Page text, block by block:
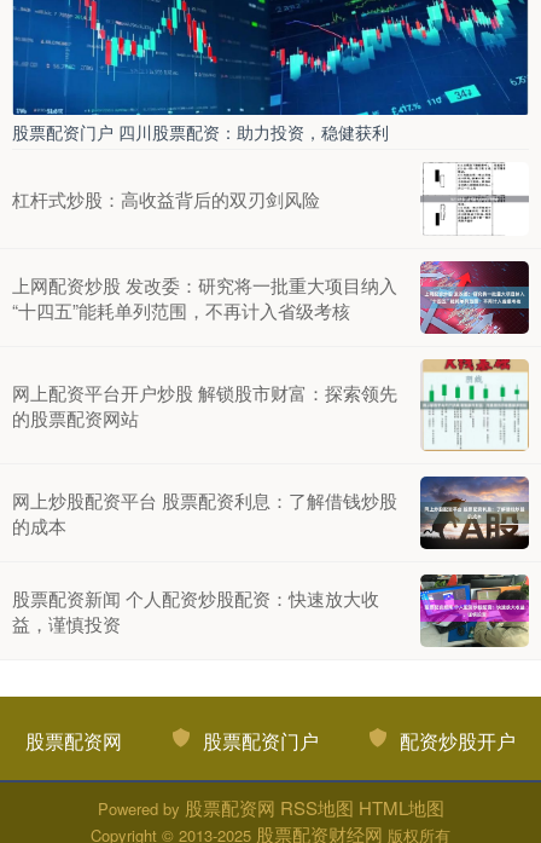
股票配资门户 四川股票配资：助力投资，稳健获利
杠杆式炒股：高收益背后的双刃剑风险
上网配资炒股 发改委：研究将一批重大项目纳入
“十四五”能耗单列范围，不再计入省级考核
网上配资平台开户炒股 解锁股市财富：探索领先
的股票配资网站
网上炒股配资平台 股票配资利息：了解借钱炒股
的成本
股票配资新闻 个人配资炒股配资：快速放大收
益，谨慎投资
股票配资网 股票配资门户 配资炒股开户
Powered by 股票配资网 RSS地图 HTML地图
Copyright © 2013-2025 股票配资财经网 版权所有